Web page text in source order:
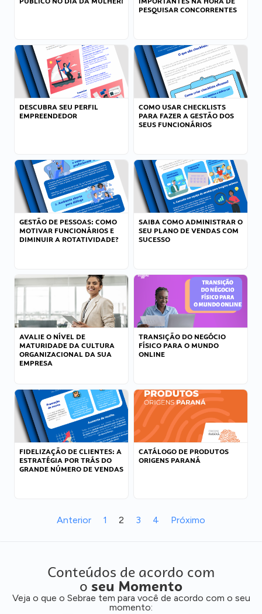
PESQUISAR CONCORRENTES
DESCUBRA SEU PERFIL
EMPREENDEDOR
COMO USAR CHECKLISTS
PARA FAZER A GESTÃO DOS
SEUS FUNCIONÁRIOS
GESTÃO DE PESSOAS: COMO
MOTIVAR FUNCIONÁRIOS E
DIMINUIR A ROTATIVIDADE?
SAIBA COMO ADMINISTRAR O
SEU PLANO DE VENDAS COM
SUCESSO
AVALIE O NÍVEL DE
MATURIDADE DA CULTURA
ORGANIZACIONAL DA SUA
EMPRESA
TRANSIÇÃO DO NEGÓCIO
FÍSICO PARA O MUNDO
ONLINE
FIDELIZAÇÃO DE CLIENTES: A
ESTRATÉGIA POR TRÁS DO
GRANDE NÚMERO DE VENDAS
CATÁLOGO DE PRODUTOS
ORIGENS PARANÁ
Anterior 1 2 3 4 Próximo
Conteúdos de acordo com
o seu Momento
Veja o que o Sebrae tem para você de acordo com o seu
momento: